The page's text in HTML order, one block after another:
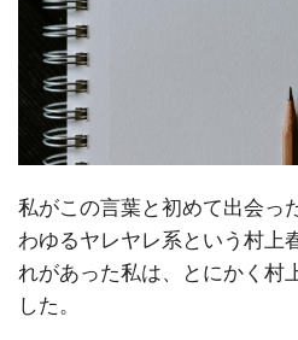
私がこの言葉と初めて出会っ
わゆるヤレヤレ系という村上
れがあった私は、とにかく村
した。